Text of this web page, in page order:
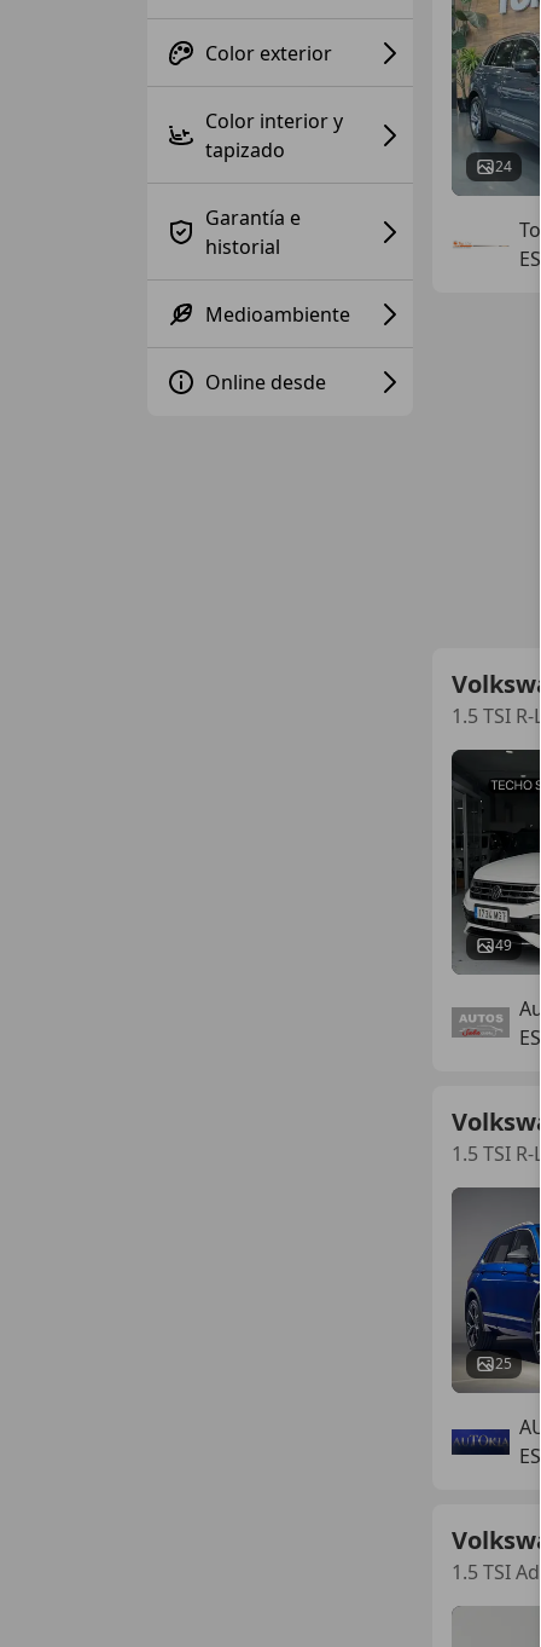
Color exterior
Color interior y
tapizado
Garantía e
historial
Medioambiente
Online desde
24
1.5 TSI R-
49
1.5 TSI
25
1.5 TSI